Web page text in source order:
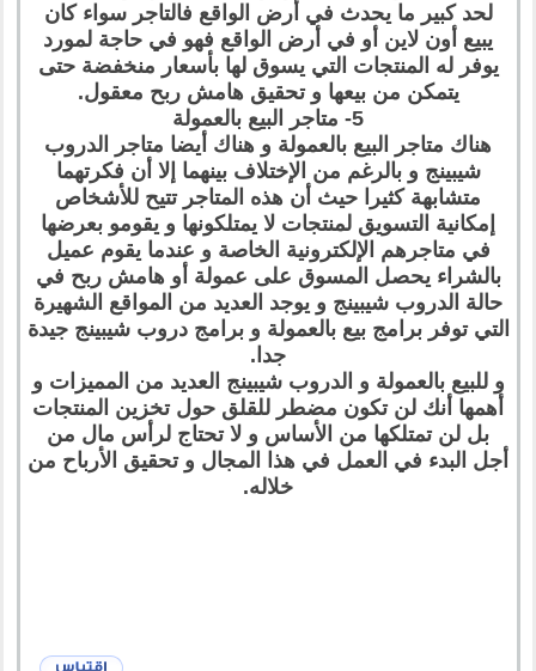
لحد كبير ما يحدث في أرض الواقع فالتاجر سواء كان
يبيع أون لاين أو في أرض الواقع فهو في حاجة لمورد
يوفر له المنتجات التي يسوق لها بأسعار منخفضة حتى
يتمكن من بيعها و تحقيق هامش ربح معقول.
5- متاجر البيع بالعمولة
هناك متاجر البيع بالعمولة و هناك أيضا متاجر الدروب
شيبينج و بالرغم من الإختلاف بينهما إلا أن فكرتهما
متشابهة كثيرا حيث أن هذه المتاجر تتيح للأشخاص
إمكانية التسويق لمنتجات لا يمتلكونها و يقومو بعرضها
في متاجرهم الإلكترونية الخاصة و عندما يقوم عميل
بالشراء يحصل المسوق على عمولة أو هامش ربح في
حالة الدروب شيبينج و يوجد العديد من المواقع الشهيرة
التي توفر برامج بيع بالعمولة و برامج دروب شيبينج جيدة
جدا.
و للبيع بالعمولة و الدروب شيبينج العديد من المميزات و
أهمها أنك لن تكون مضطر للقلق حول تخزين المنتجات
بل لن تمتلكها من الأساس و لا تحتاج لرأس مال من
أجل البدء في العمل في هذا المجال و تحقيق الأرباح من
خلاله.